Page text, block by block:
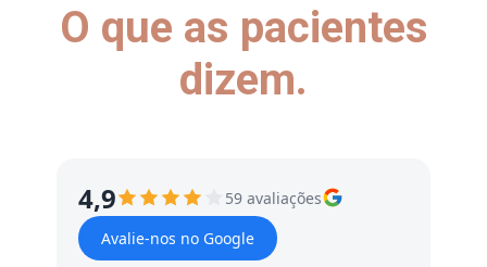
O que as pacientes
dizem.
4,9
59 avaliações
Avalie-nos no Google